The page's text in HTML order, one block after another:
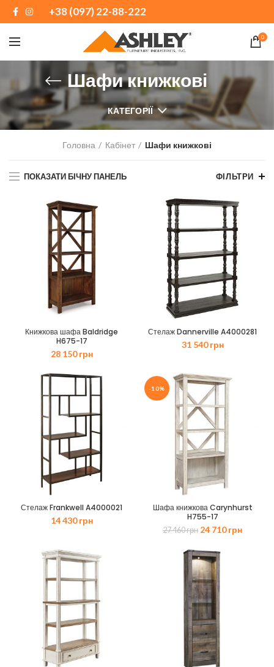
+38 (097) 22-88-222
0
Шафи книжкові
КАТЕГОРІЇ
Головна Кабінет Шафи книжкові
ПОКАЗАТИ БІЧНУ ПАНЕЛЬ ФІЛЬТРИ
Книжкова шафа Baldridge
H675-17
28 150грн
Стелаж Dannerville A4000281
31 540грн
Стелаж Frankwell A4000021
14 430грн
-10%
Шафа книжкова Carynhurst
H755-17
27 460грн Оригінальна
27
460 грн.
24 710грн